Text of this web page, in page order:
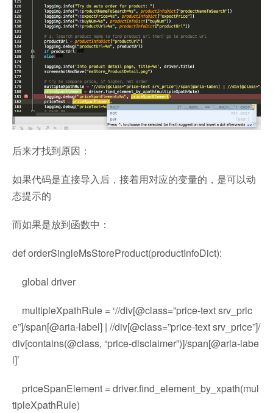
后来才找到原因：
如果代码是直接导入后，接着用对应的变量的，是可以动
态提示的
而如果是放到函数中：
deforderSingleMsStoreProduct(productInfoDict):
global driver
multipleXpathRule = ‘//div[@class=”price-text srv_pric
e”]/span[@aria-label] | //div[@class=”price-text srv_price”]/
div[contains(@class, “price-disclaimer”)]/span[@aria-labe
l]’
priceSpanElement =driver.find_element_by_xpath(mul
tipleXpathRule)